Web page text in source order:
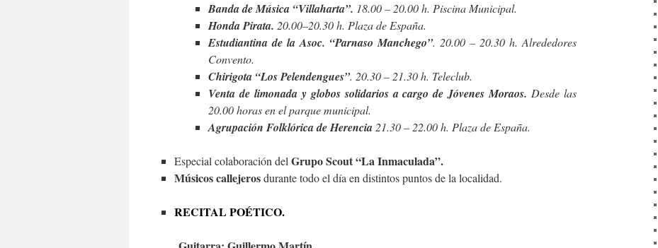
Banda de Música “Villaharta”. 18.00 – 20.00 h. Piscina Municipal.
Honda Pirata. 20.00–20.30 h. Plaza de España.
Estudiantina de la Asoc. “Parnaso Manchego”. 20.00 – 20.30 h. Alrededores
Convento.
Chirigota “Los Pelendengues”. 20.30 – 21.30 h. Teleclub.
Venta de limonada y globos solidarios a cargo de Jóvenes Moraos. Desde las
20.00 horas en el parque municipal.
Agrupación Folklórica de Herencia 21.30 – 22.00 h. Plaza de España.
Especial colaboración del Grupo Scout “La Inmaculada”.
Músicos callejerosdurante todo el día en distintos puntos de la localidad.
RECITAL POÉTICO.